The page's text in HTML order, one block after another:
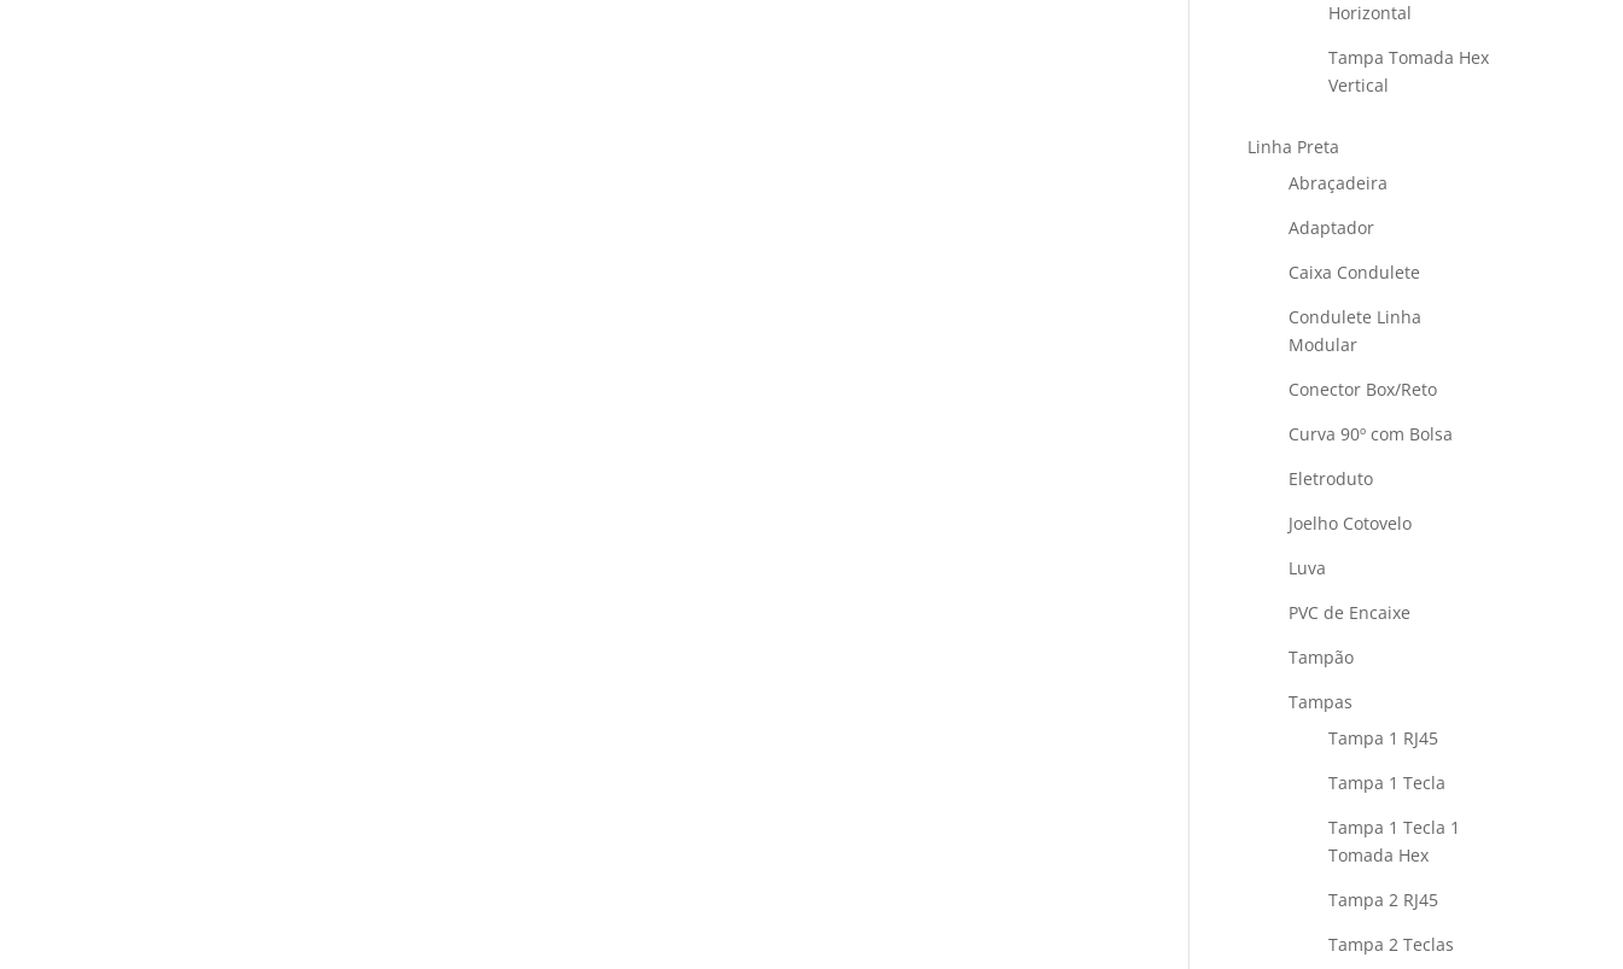
Horizontal
Tampa Tomada Hex
Vertical
Linha Preta
Abraçadeira
Adaptador
Caixa Condulete
Condulete Linha
Modular
Conector Box/Reto
Curva 90º com Bolsa
Eletroduto
Joelho Cotovelo
Luva
PVC de Encaixe
Tampão
Tampas
Tampa 1 RJ45
Tampa 1 Tecla
Tampa 1 Tecla 1
Tomada Hex
Tampa 2 RJ45
Tampa 2 Teclas